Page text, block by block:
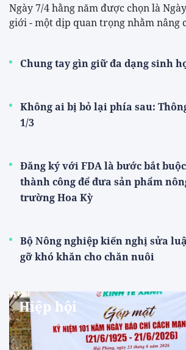
Ngày 7/4 hằng năm được chọn là
giới - một dịp quan trọng nhằm nâng
Chung tay gìn giữ đa dạng sinh
Không ai bị bỏ lại phía sau:
1/3
Đăng ký với FDA là bước bắt
thành công để đưa sản phẩm
trường Hoa Kỳ
Bộ Nông nghiệp kiến nghị sửa
gỡ khó khăn cho chăn nuôi
Hiệp hội